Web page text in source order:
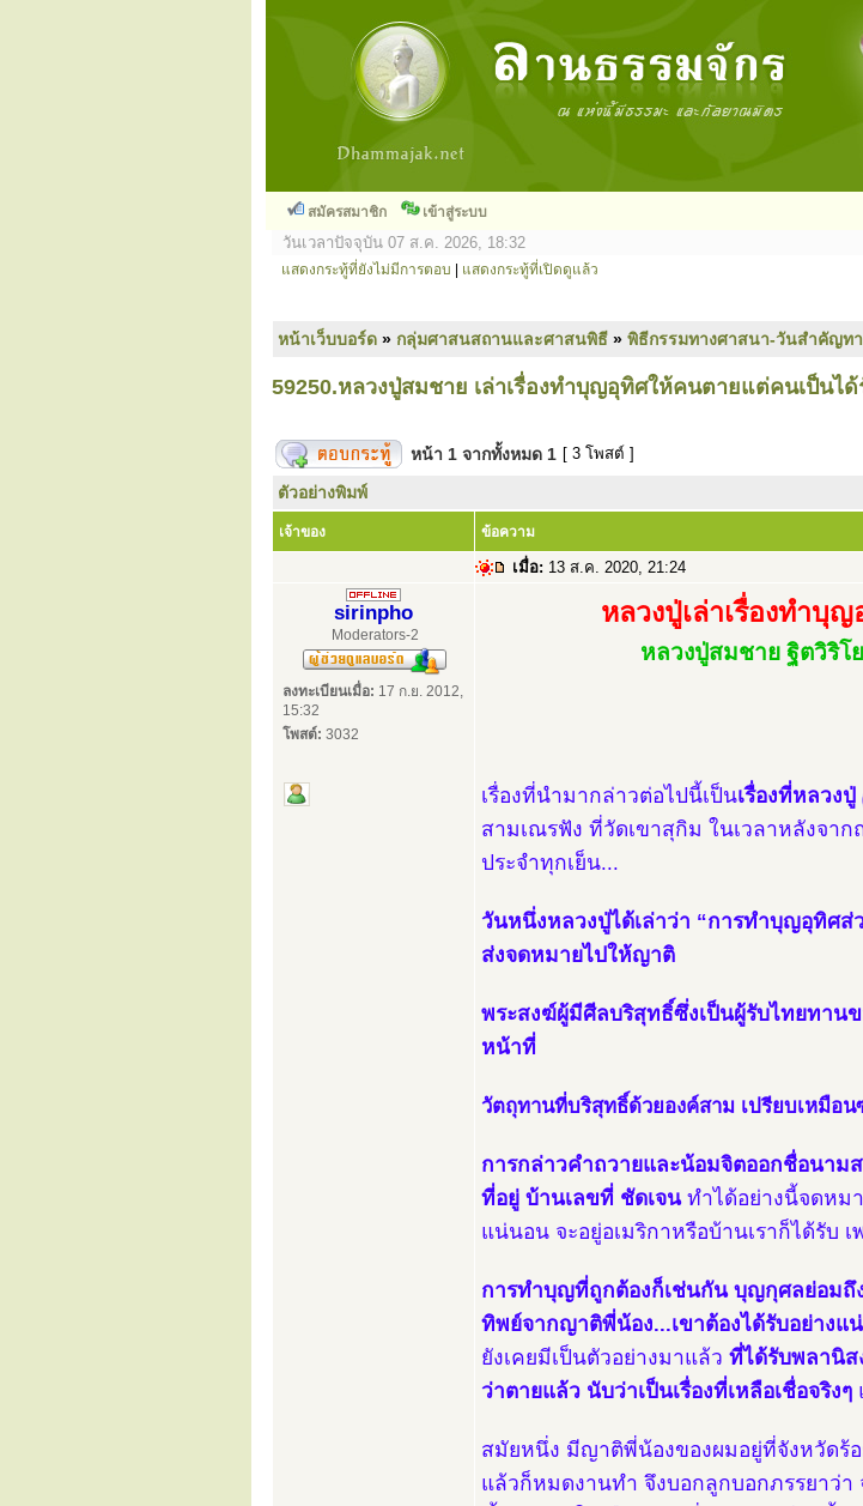
สมัครสมาชิก เข้าสู่ระบบ
วันเวลาปัจจุบัน 07 ส.ค. 2026, 18:32
แสดงกระทู้ที่ยังไม่มีการตอบ แสดงกระทู้ที่เปิดดูแล้ว
หน้าเว็บบอร์ด » กลุ่มศาสนสถานและศาสนพิธี » พิธีกรรมทางศาสนา-วันสำคัญท
59250.หลวงปู่สมชาย เล่าเรื่องทำบุญอุทิศให้คนตายแต่คนเป็นได้
หน้า 1 จากทั้งหมด 1 [ 3 โพสต์ ]
ตัวอย่างพิมพ์
เจ้าของ ข้อความ
เมื่อ: 13 ส.ค. 2020, 21:24
sirinpho
Moderators-2
ลงทะเบียนเมื่อ: 17 ก.ย. 2012,
15:32
โพสต์: 3032
หลวงปู่เล่าเรื่องทำบุ
หลวงปู่สมชาย ฐิตวิริโ
เรื่องที่นำมากล่าวต่อไปนี้เป็นเรื่องที่หลวงปู่
สามเณรฟัง ที่วัดเขาสุกิม ในเวลาหลังจา
ประจำทุกเย็น...
วันหนึ่งหลวงปู่ได้เล่าว่า “การทำบุญอุทิศส่
ส่งจดหมายไปให้ญาติ
พระสงฆ์ผู้มีศีลบริสุทธิ์ซึ่งเป็นผู้รับไทยทาน
หน้าที่
วัตถุทานที่บริสุทธิ์ด้วยองค์สาม เปรียบเหมือ
การกล่าวคำถวายและน้อมจิตออกชื่อนาม
ที่อยู่ บ้านเลขที่ ชัดเจนทำได้อย่างนี้จดหม
แน่นอน จะอยู่อเมริกาหรือบ้านเราก็ได้รับ
การทำบุญที่ถูกต้องก็เช่นกัน บุญกุศลย่อมถึ
ทิพย์จากญาติพี่น้อง...เขาต้องได้รับอย่าง
ยังเคยมีเป็นตัวอย่างมาแล้ว ที่ได้รับพลานิส
ว่าตายแล้ว นับว่าเป็นเรื่องที่เหลือเชื่อจริงๆ
สมัยหนึ่ง มีญาติพี่น้องของผมอยู่ที่จังหวัดร้อ
แล้วก็หมดงานทำ จึงบอกลูกบอกภรรยาว่